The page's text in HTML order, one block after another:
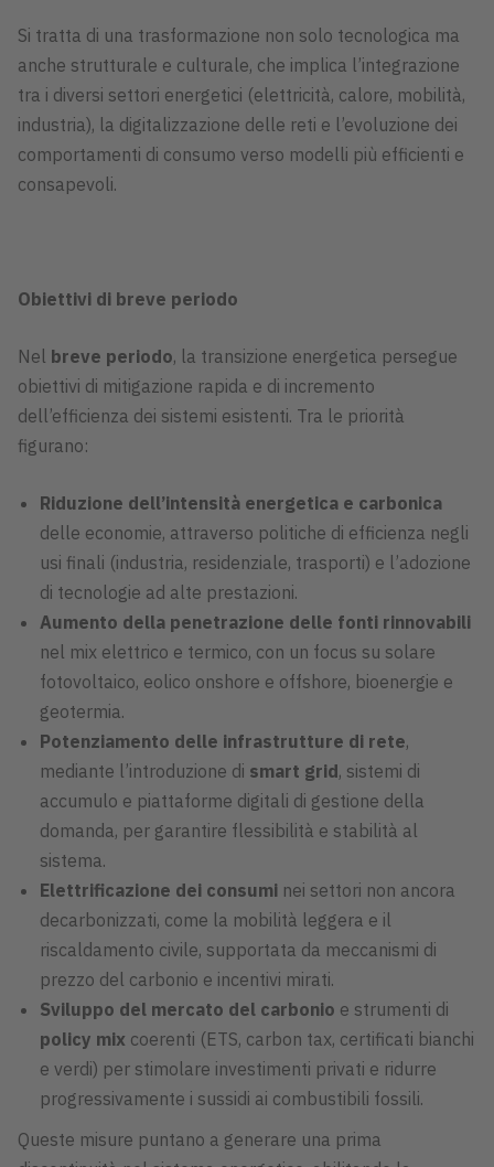
Si tratta di una trasformazione non solo tecnologica ma
anche strutturale e culturale, che implica l’integrazione
tra i diversi settori energetici (elettricità, calore, mobilità,
industria), la digitalizzazione delle reti e l’evoluzione dei
comportamenti di consumo verso modelli più efficienti e
consapevoli.
Obiettivi di breve periodo
Nel breve periodo, la transizione energetica persegue
obiettivi di mitigazione rapida e di incremento
dell’efficienza dei sistemi esistenti. Tra le priorità
figurano:
Riduzione dell’intensità energetica e carbonica
delle economie, attraverso politiche di efficienza negli
usi finali (industria, residenziale, trasporti) e l’adozione
di tecnologie ad alte prestazioni.
Aumento della penetrazione delle fonti rinnovabili
nel mix elettrico e termico, con un focus su solare
fotovoltaico, eolico onshore e offshore, bioenergie e
geotermia.
Potenziamento delle infrastrutture di rete,
mediante l’introduzione di smart grid, sistemi di
accumulo e piattaforme digitali di gestione della
domanda, per garantire flessibilità e stabilità al
sistema.
Elettrificazione dei consumi nei settori non ancora
decarbonizzati, come la mobilità leggera e il
riscaldamento civile, supportata da meccanismi di
prezzo del carbonio e incentivi mirati.
Sviluppo del mercato del carbonio e strumenti di
policy mix coerenti (ETS, carbon tax, certificati bianchi
e verdi) per stimolare investimenti privati e ridurre
progressivamente i sussidi ai combustibili fossili.
Queste misure puntano a generare una prima